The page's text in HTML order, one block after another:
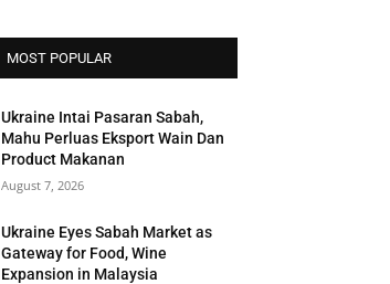
MOST POPULAR
Ukraine Intai Pasaran Sabah,
Mahu Perluas Eksport Wain Dan
Product Makanan
August 7, 2026
Ukraine Eyes Sabah Market as
Gateway for Food, Wine
Expansion in Malaysia